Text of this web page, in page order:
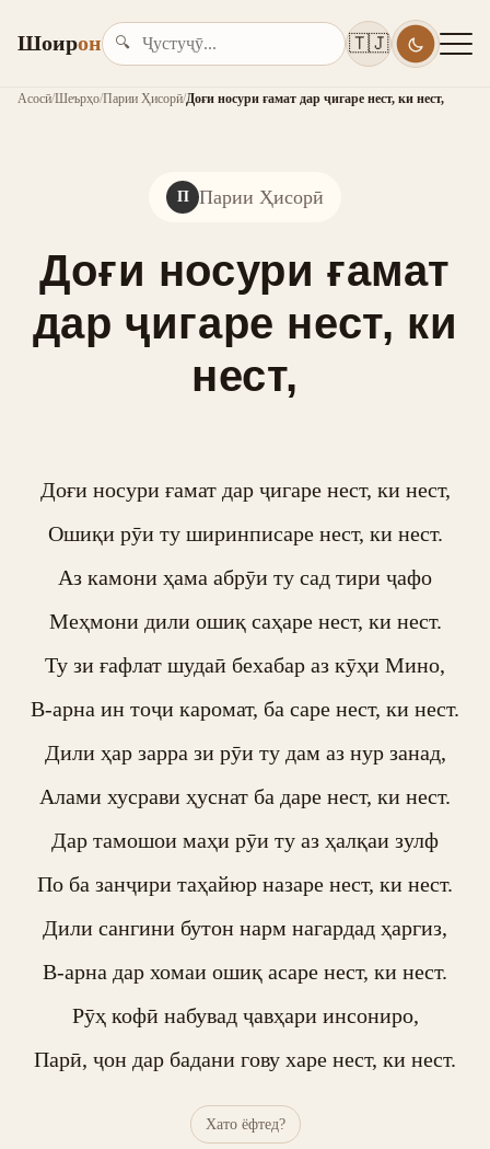
Шоирон 🔍 🇹🇯
Асосӣ/Шеърҳо/Парии Ҳисорӣ/Доғи носури ғамат дар ҷигаре нест, ки нест,
П Парии Ҳисорӣ
Доғи носури ғамат
дар ҷигаре нест, ки
нест,
Доғи носури ғамат дар ҷигаре нест, ки нест,
Ошиқи рӯи ту ширинписаре нест, ки нест.
Аз камони ҳама абрӯи ту сад тири ҷафо
Меҳмони дили ошиқ саҳаре нест, ки нест.
Ту зи ғафлат шудаӣ бехабар аз кӯҳи Мино,
В-арна ин тоҷи каромат, ба саре нест, ки нест.
Дили ҳар зарра зи рӯи ту дам аз нур занад,
Алами хусрави ҳуснат ба даре нест, ки нест.
Дар тамошои маҳи рӯи ту аз ҳалқаи зулф
По ба занҷири таҳайюр назаре нест, ки нест.
Дили сангини бутон нарм нагардад ҳаргиз,
В-арна дар хомаи ошиқ асаре нест, ки нест.
Рӯҳ кофӣ набувад ҷавҳари инсониро,
Парӣ, ҷон дар бадани гову харе нест, ки нест.
Хато ёфтед?